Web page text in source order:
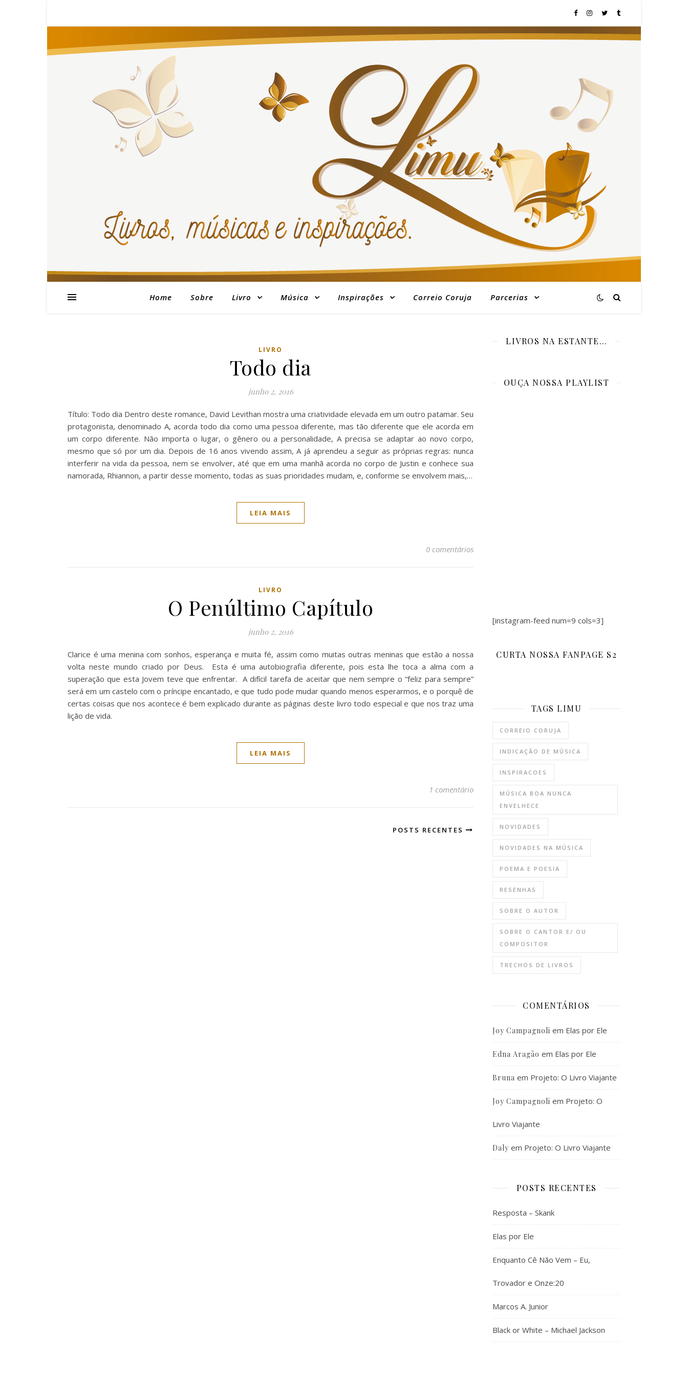
Home Sobre Livro Música Inspirações Correio Coruja Parcerias
LIVRO
Todo dia
junho 2, 2016
Título: Todo dia Dentro deste romance, David Levithan mostra uma criatividade elevada em um outro patamar. Seu
protagonista, denominado A, acorda todo dia como uma pessoa diferente, mas tão diferente que ele acorda em
um corpo diferente. Não importa o lugar, o gênero ou a personalidade, A precisa se adaptar ao novo corpo,
mesmo que só por um dia. Depois de 16 anos vivendo assim, A já aprendeu a seguir as próprias regras: nunca
interferir na vida da pessoa, nem se envolver, até que em uma manhã acorda no corpo de Justin e conhece sua
namorada, Rhiannon, a partir desse momento, todas as suas prioridades mudam, e, conforme se envolvem mais,…
LEIA MAIS
0 comentários
LIVRO
O Penúltimo Capítulo
junho 2, 2016
Clarice é uma menina com sonhos, esperança e muita fé, assim como muitas outras meninas que estão a nossa
volta neste mundo criado por Deus. Esta é uma autobiografia diferente, pois esta lhe toca a alma com a
superação que esta Jovem teve que enfrentar. A difícil tarefa de aceitar que nem sempre o “feliz para sempre”
será em um castelo com o príncipe encantado, e que tudo pode mudar quando menos esperarmos, e o porquê de
certas coisas que nos acontece é bem explicado durante as páginas deste livro todo especial e que nos traz uma
lição de vida.
LEIA MAIS
1 comentário
POSTS RECENTES
LIVROS NA ESTANTE…
OUÇA NOSSA PLAYLIST
[instagram-feed num=9 cols=3]
CURTA NOSSA FANPAGE S2
TAGS LIMU
CORREIO CORUJA
INDICAÇÃO DE MÚSICA
INSPIRACOES
MÚSICA BOA NUNCA
ENVELHECE
NOVIDADES
NOVIDADES NA MÚSICA
POEMA E POESIA
RESENHAS
SOBRE O AUTOR
SOBRE O CANTOR E/ OU
COMPOSITOR
TRECHOS DE LIVROS
COMENTÁRIOS
Joy Campagnoli em Elas por Ele
Edna Aragão em Elas por Ele
Bruna em Projeto: O Livro Viajante
Joy Campagnoli em Projeto: O
Livro Viajante
Daly em Projeto: O Livro Viajante
POSTS RECENTES
Resposta – Skank
Elas por Ele
Enquanto Cê Não Vem – Eu,
Trovador e Onze:20
Marcos A. Junior
Black or White – Michael Jackson